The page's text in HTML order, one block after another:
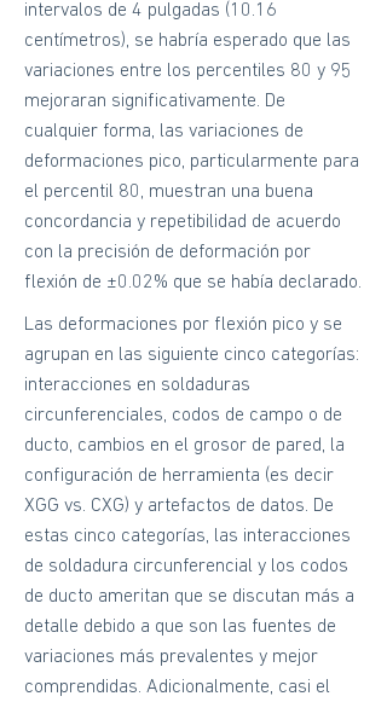
intervalos de 4 pulgadas (10.16
centímetros), se habría esperado que las
variaciones entre los percentiles 80 y 95
mejoraran significativamente. De
cualquier forma, las variaciones de
deformaciones pico, particularmente para
el percentil 80, muestran una buena
concordancia y repetibilidad de acuerdo
con la precisión de deformación por
flexión de ±0.02% que se había declarado.
Las deformaciones por flexión pico y se
agrupan en las siguiente cinco categorías:
interacciones en soldaduras
circunferenciales, codos de campo o de
ducto, cambios en el grosor de pared, la
configuración de herramienta (es decir
XGG vs. CXG) y artefactos de datos. De
estas cinco categorías, las interacciones
de soldadura circunferencial y los codos
de ducto ameritan que se discutan más a
detalle debido a que son las fuentes de
variaciones más prevalentes y mejor
comprendidas. Adicionalmente, casi el